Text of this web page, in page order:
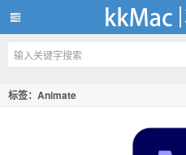
kkMac
标签：Animate